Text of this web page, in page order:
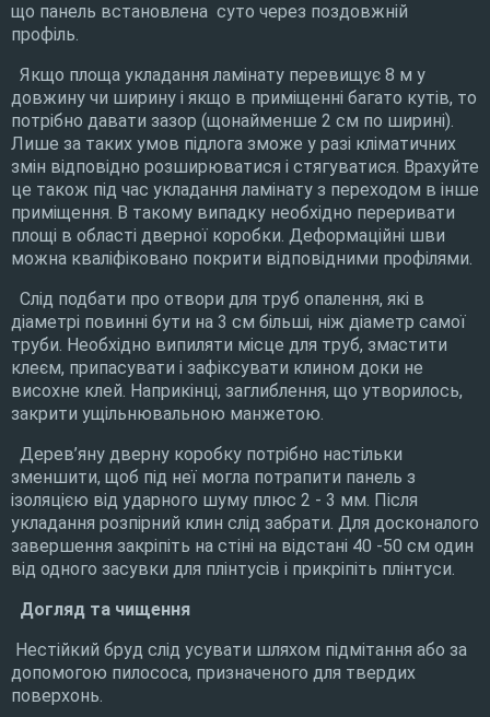
що панель встановлена суто через поздовжній
профіль.
Якщо площа укладання ламінату перевищує 8 м у
довжину чи ширину і якщо в приміщенні багато кутів, то
потрібно давати зазор (щонайменше 2 см по ширині).
Лише за таких умов підлога зможе у разі кліматичних
змін відповідно розширюватися і стягуватися. Врахуйте
це також під час укладання ламінату з переходом в інше
приміщення. В такому випадку необхідно переривати
площі в області дверної коробки. Деформаційні шви
можна кваліфіковано покрити відповідними профілями.
Слід подбати про отвори для труб опалення, які в
діаметрі повинні бути на 3 см більші, ніж діаметр самої
труби. Необхідно випиляти місце для труб, змастити
клеєм, припасувати і зафіксувати клином доки не
висохне клей. Наприкінці, заглиблення, що утворилось,
закрити ущільнювальною манжетою.
Дерев’яну дверну коробку потрібно настільки
зменшити, щоб під неї могла потрапити панель з
ізоляцією від ударного шуму плюс 2 - 3 мм. Після
укладання розпірний клин слід забрати. Для досконалого
завершення закріпіть на стіні на відстані 40 -50 см один
від одного засувки для плінтусів і прикріпіть плінтуси.
Догляд та чищення
Нестійкий бруд слід усувати шляхом підмітання або за
допомогою пилососа, призначеного для твердих
поверхонь.